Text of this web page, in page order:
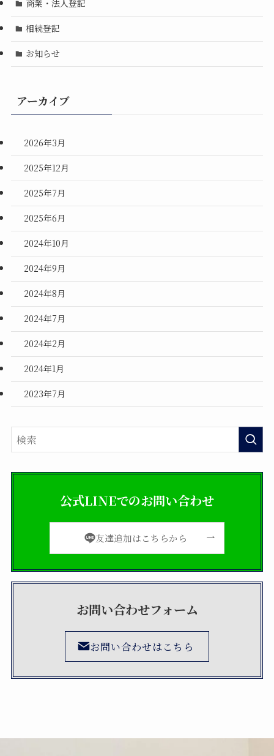
商業・法人登記
相続登記
お知らせ
アーカイブ
2026年3月
2025年12月
2025年7月
2025年6月
2024年10月
2024年9月
2024年8月
2024年7月
2024年2月
2024年1月
2023年7月
公式LINEでのお問い合わせ
友達追加はこちらから
お問い合わせフォーム
お問い合わせはこちら